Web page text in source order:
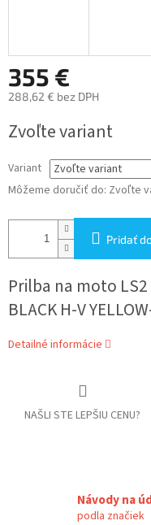
355 €
288,62 € bez DPH
cena:
Zvoľte variant
Variant
Môžeme doručiť do: Zvoľte
Pridať
Prilba na moto LS2
BLACK H-V
Detailné informácie
NAŠLI STE LEPŠIU CENU?
Návody na
podla značiek